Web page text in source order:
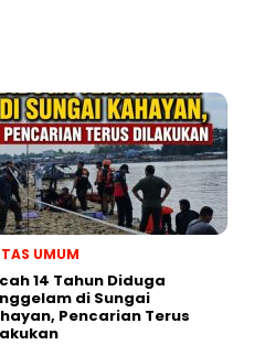
UMUM
14 Tahun Diduga
di Sungai
Pencarian Terus